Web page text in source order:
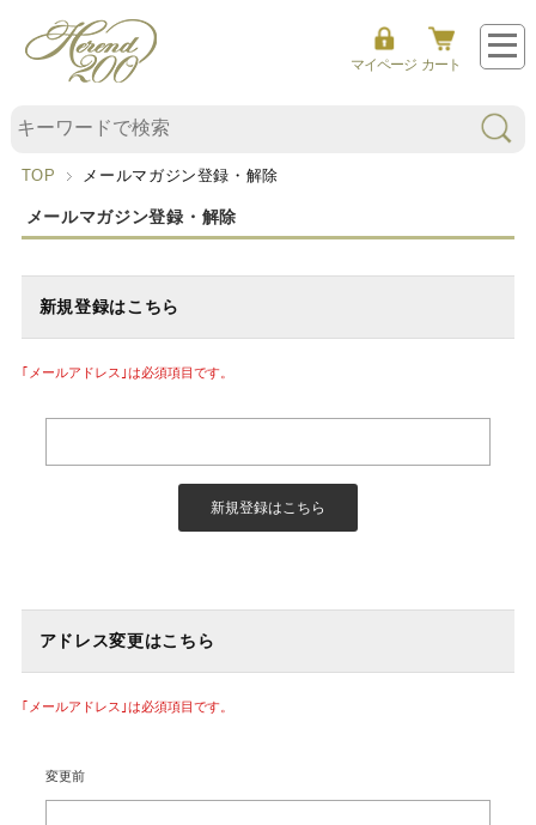
マイページ カート
TOP メールマガジン登録・解除
メールマガジン登録・解除
新規登録はこちら
｢メールアドレス｣は必須項目です。
アドレス変更はこちら
｢メールアドレス｣は必須項目です。
変更前